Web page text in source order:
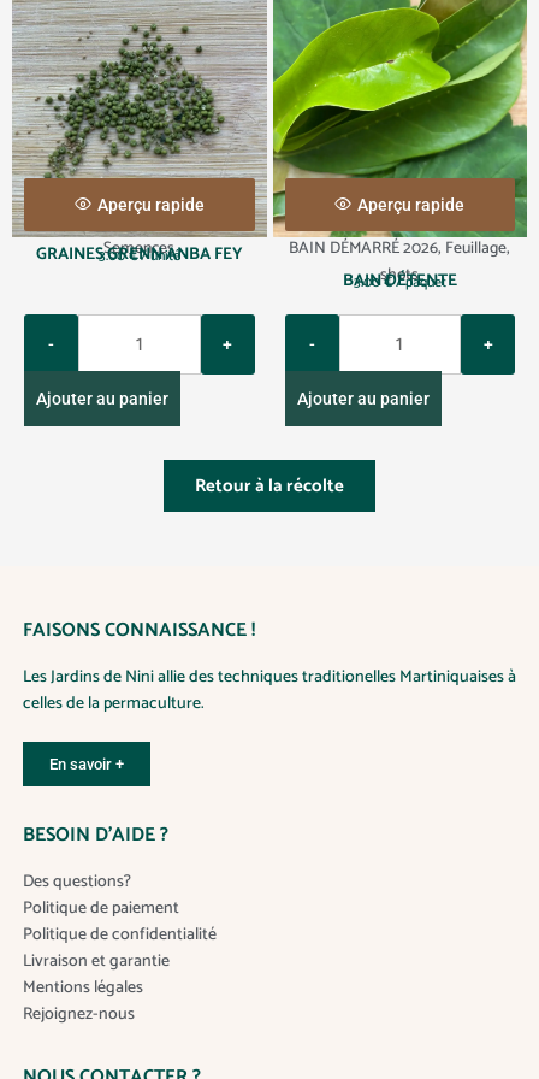
Aperçu rapide
Semences
GRAINES GRENN ANBA FEY
3.00€/ unité
a
t
Ajouter au panier
Aperçu rapide
BAIN DÉMARRÉ 2026, Feuillage,
shots
BAIN DÉTENTE
3.00€/ paquet
a
t
i
t
y
Ajouter au panier
Retour à la récolte
FAISONS CONNAISSANCE !
Les Jardins de Nini allie des techniques traditionelles Martiniquaises à
celles de la permaculture.
En savoir +
BESOIN D’AIDE ?
Des questions?
Politique de paiement
Politique de confidentialité
Livraison et garantie
Mentions légales
Rejoignez-nous